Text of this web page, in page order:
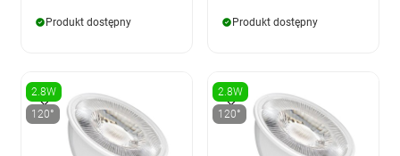
Produkt dostępny Produkt dostępny
2.8W
120°
2.8W
120°